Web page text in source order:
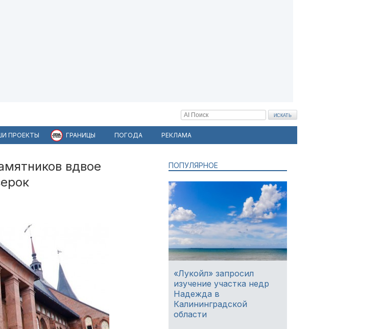
ПРОЕКТЫ ГРАНИЦЫ ПОГОДА РЕКЛАМА
вдвое
ПОПУЛЯРНОЕ
«Лукойл» запросил
изучение участка недр
Надежда в
Калининградской
области